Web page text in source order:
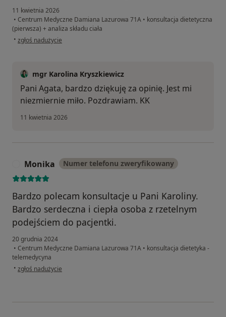
11 kwietnia 2026
• Centrum Medyczne Damiana Lazurowa 71A • konsultacja dietetyczna
(pierwsza) + analiza składu ciała
• w opinii użytkownika Agata
zgłoś nadużycie
mgr Karolina Kryszkiewicz
Pani Agata, bardzo dziękuję za opinię. Jest mi
niezmiernie miło. Pozdrawiam. KK
11 kwietnia 2026
Monika Numer telefonu zweryfikowany
Bardzo polecam konsultacje u Pani Karoliny.
Bardzo serdeczna i ciepła osoba z rzetelnym
podejściem do pacjentki.
20 grudnia 2024
• Centrum Medyczne Damiana Lazurowa 71A • konsultacja dietetyka -
telemedycyna
• w opinii użytkownika Monika
zgłoś nadużycie